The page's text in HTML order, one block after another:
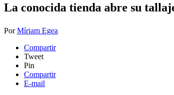
​La conocida tienda abre su
PorMíriam Egea
Compartir
Tweet
Pin
Compartir
E-mail